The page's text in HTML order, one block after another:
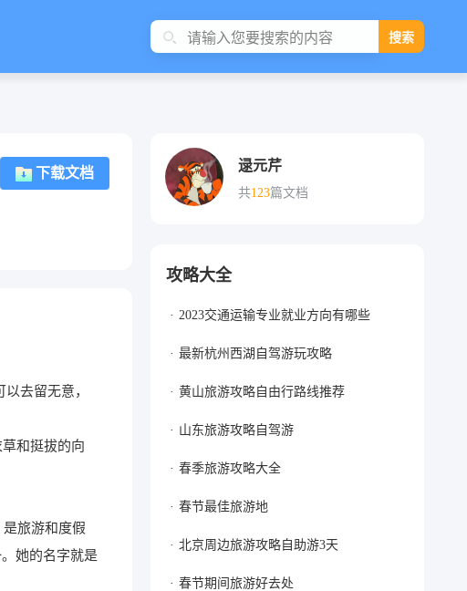
搜索
下载文档
去留无意，
和挺拔的向
旅游和度假
她的名字就是
逯元芹
共123篇文档
攻略大全
2023交通运输专业就业方向有哪些
最新杭州西湖自驾游玩攻略
黄山旅游攻略自由行路线推荐
山东旅游攻略自驾游
春季旅游攻略大全
春节最佳旅游地
北京周边旅游攻略自助游3天
春节期间旅游好去处